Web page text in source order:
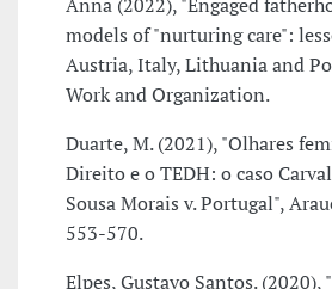
models of "nurturing care":
Austria, Italy, Lithuania and
Work and Organization.
Duarte, M. (2021), "Olhares
Direito e o TEDH: o caso
Sousa Morais v. Portugal",
553-570.
Elpes, Gustavo Santos. (2020),